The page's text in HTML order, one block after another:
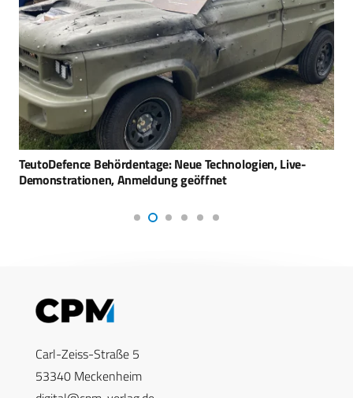
TeutoDefence Behördentage: Neue Technologien, Live-
Demonstrationen, Anmeldung geöffnet
Carl-Zeiss-Straße 5
53340 Meckenheim